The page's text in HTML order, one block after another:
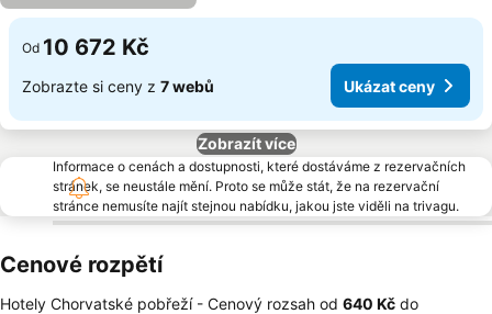
Od 10 672 Kč
Zobrazte si ceny z 7 webů Ukázat ceny
Zobrazít více
Informace o cenách a dostupnosti, které dostáváme z rezervačních
stránek, se neustále mění. Proto se může stát, že na rezervační
stránce nemusíte najít stejnou nabídku, jakou jste viděli na trivagu.
Cenové rozpětí
Hotely Chorvatské pobřeží - Cenový rozsah od ‎640 Kč do